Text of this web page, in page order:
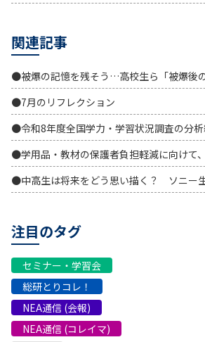
関連記事
●被爆の記憶を残そう…高校生ら「被爆後
●7月のリフレクション
●令和8年度全国学力・学習状況調査の分
●学用品・教材の保護者負担軽減に向けて
●中高生は将来をどう思い描く？ ソニー
注目のタグ
セミナー・学習会
総研とりコレ！
NEA通信 (会報)
NEA通信 (コレイマ)